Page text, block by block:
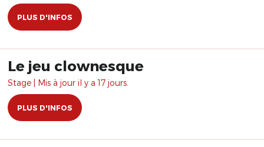
PLUS D'INFOS
Le jeu clownesque
Stage | Mis à jour il y a 17 jours.
PLUS D'INFOS